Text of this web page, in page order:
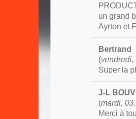
un grand
Ayrton et
Bertrand
(vendredi,
Super la
J-L
(mardi,
Merci à